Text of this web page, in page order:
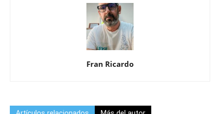
Fran Ricardo